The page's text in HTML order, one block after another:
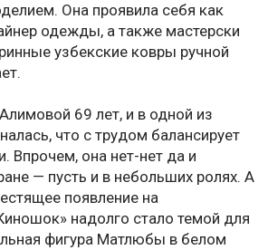
Она проявила себя как
одежды, а также мастерски
узбекские ковры ручной
69 лет, и в одной из
что с трудом балансирует
Впрочем, она нет-нет да и
— пусть и в небольших ролях. А
появление на
надолго стало темой для
фигура Матлюбы в белом